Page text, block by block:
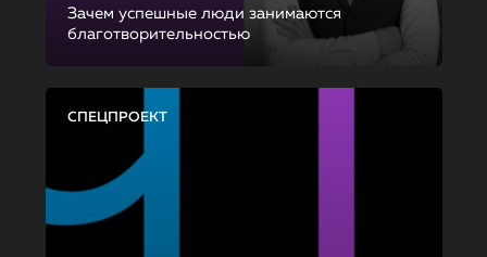
Зачем успешные люди занимаются
благотворительностью
СПЕЦПРОЕКТ